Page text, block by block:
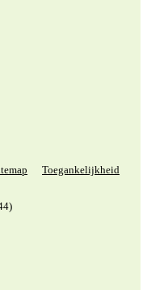
Toegankelijkheid